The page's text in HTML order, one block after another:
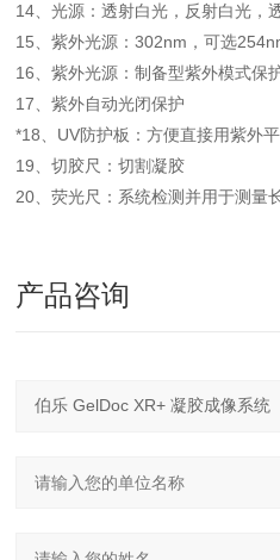
14、光源：透射白光，反射白光，
15、紫外光源：302nm，可选
16、紫外光源：制备型紫外模式保
17、紫外自动光闭保护
*18、UV防护板：方便直接用紫外
19、切胶尺：切割凝胶
20、荧光尺：系统检测并用于测量
产品咨询